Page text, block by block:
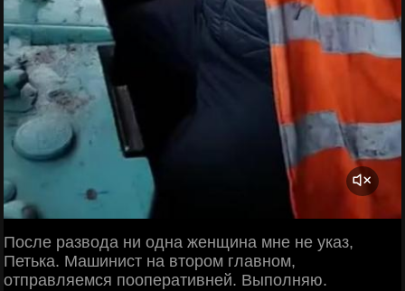
После развода ни одна женщина мне не указ,
Петька. Машинист на втором главном,
отправляемся пооперативней. Выполняю.